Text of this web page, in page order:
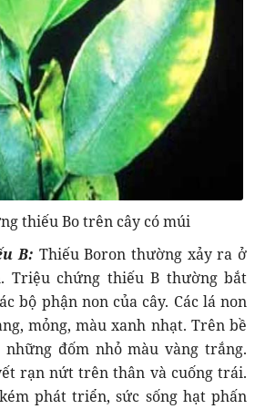
thiếu Bo trên cây có múi
B: Thiếu Boron thường xảy ra ở
Triệu chứng thiếu B thường bắt
bộ phận non của cây. Các lá non
mỏng, màu xanh nhạt. Trên bề
đốm nhỏ màu vàng trắng.
rạn nứt trên thân và cuống trái.
phát triển, sức sống hạt phấn